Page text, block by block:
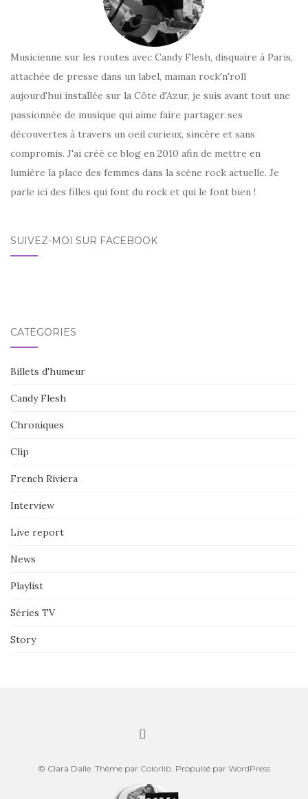
Musicienne sur les routes avec Candy Flesh, disquaire à Paris,
attachée de presse dans un label, maman rock'n'roll
aujourd'hui installée sur la Côte d'Azur, je suis avant tout une
passionnée de musique qui aime faire partager ses
découvertes à travers un oeil curieux, sincère et sans
compromis. J'ai créé ce blog en 2010 afin de mettre en
lumière la place des femmes dans la scène rock actuelle. Je
parle ici des filles qui font du rock et qui le font bien !
SUIVEZ-MOI SUR FACEBOOK
CATÉGORIES
Billets d'humeur
Candy Flesh
Chroniques
Clip
French Riviera
Interview
Live report
News
Playlist
Séries TV
Story
© Clara Dalle. Thème par Colorlib. Propulsé par WordPress